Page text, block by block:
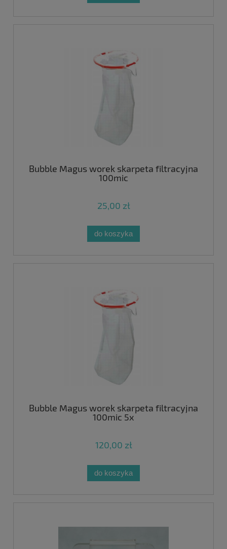
Bubble Magus worek skarpeta filtracyjna
100mic
25,00 zł
do koszyka
Bubble Magus worek skarpeta filtracyjna
100mic 5x
120,00 zł
do koszyka